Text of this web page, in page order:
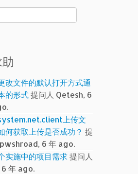
改文件的默认打开方式通
的形式提问人 Qetesh, 6
上传文
何获取上传是否成功？ 提
6 年 ago.
实施中的项目需求提问人
6 年 ago.